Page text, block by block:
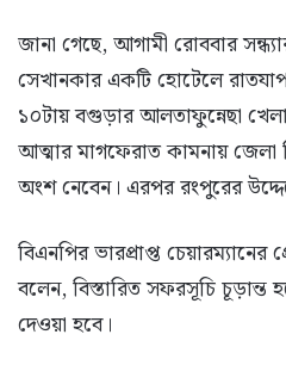
জানা গেছে, আগামী রোববার
সেখানকার একটি হোটেলে
১০টায় বগুড়ার আলতাফুন্নেছা
আত্মার মাগফেরাত কামনায় জেলা
অংশ নেবেন। এরপর রংপুরের
বিএনপির ভারপ্রাপ্ত চেয়ারম্যানের
বলেন, বিস্তারিত সফরসূচি চূড়ান্ত
দেওয়া হবে।